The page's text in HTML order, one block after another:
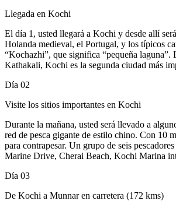
Llegada en Kochi
El día 1, usted llegará a Kochi y desde allí
Holanda medieval, el Portugal, y los típicos
“Kochazhi”, que significa “pequeña laguna”.
Kathakali, Kochi es la segunda ciudad más
Día 02
Visite los sitios importantes en Kochi
Durante la mañana, usted será llevado a
red de pesca gigante de estilo chino. Con 10
para contrapesar. Un grupo de seis
Marine Drive, Cherai Beach, Kochi Marina
Día 03
De Kochi a Munnar en carretera (172 kms)